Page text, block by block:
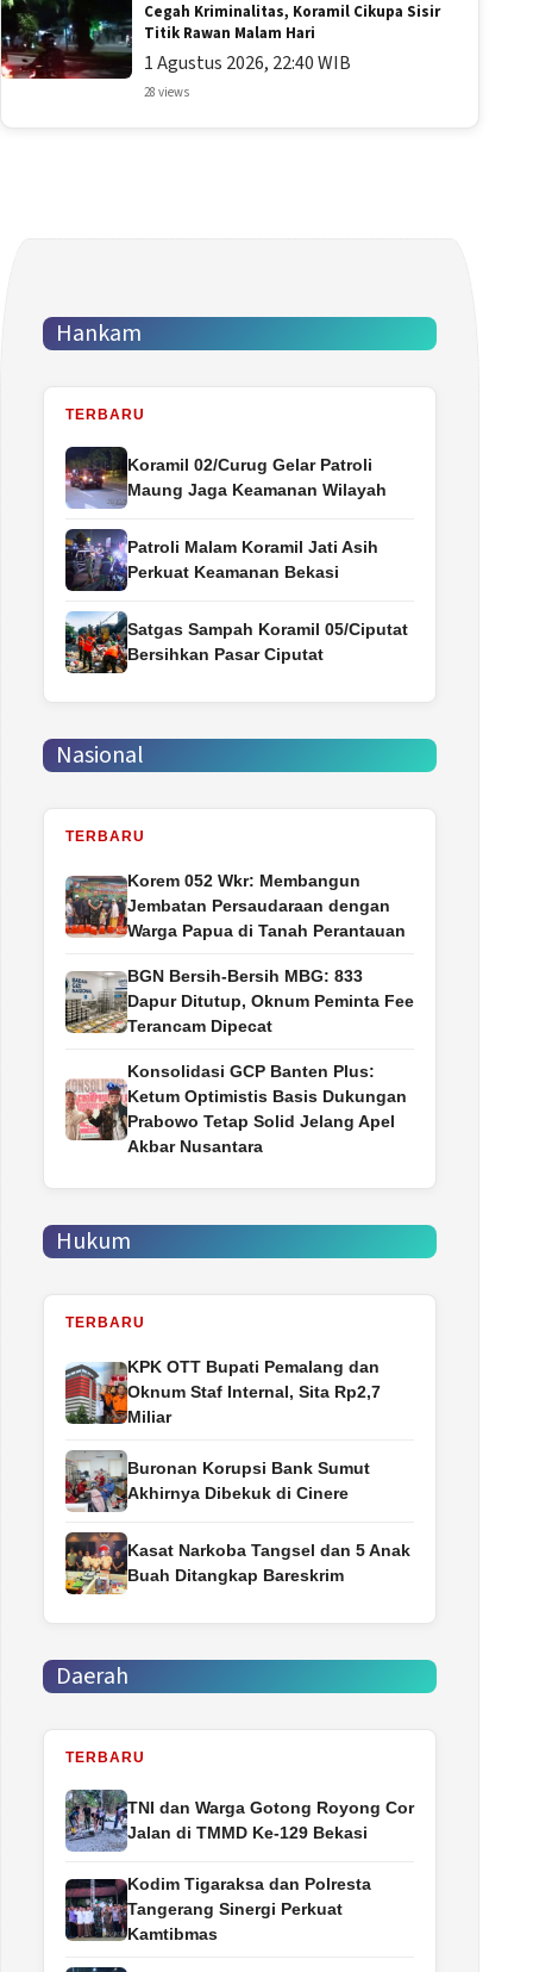
Cegah Kriminalitas, Koramil Cikupa Sisir
Titik Rawan Malam Hari
1 Agustus 2026, 22:40 WIB
28 views
Hankam
TERBARU
Koramil 02/Curug Gelar Patroli
Maung Jaga Keamanan Wilayah
Patroli Malam Koramil Jati Asih
Perkuat Keamanan Bekasi
Satgas Sampah Koramil 05/Ciputat
Bersihkan Pasar Ciputat
Nasional
TERBARU
Korem 052 Wkr: Membangun
Jembatan Persaudaraan dengan
Warga Papua di Tanah Perantauan
BGN Bersih-Bersih MBG: 833
Dapur Ditutup, Oknum Peminta Fee
Terancam Dipecat
Konsolidasi GCP Banten Plus:
Ketum Optimistis Basis Dukungan
Prabowo Tetap Solid Jelang Apel
Akbar Nusantara
Hukum
TERBARU
‎KPK OTT Bupati Pemalang dan
Oknum Staf Internal, Sita Rp2,7
Miliar
Buronan Korupsi Bank Sumut
Akhirnya Dibekuk di Cinere
Kasat Narkoba Tangsel dan 5 Anak
Buah Ditangkap Bareskrim
Daerah
TERBARU
TNI dan Warga Gotong Royong Cor
Jalan di TMMD Ke-129 Bekasi
Kodim Tigaraksa dan Polresta
Tangerang Sinergi Perkuat
Kamtibmas